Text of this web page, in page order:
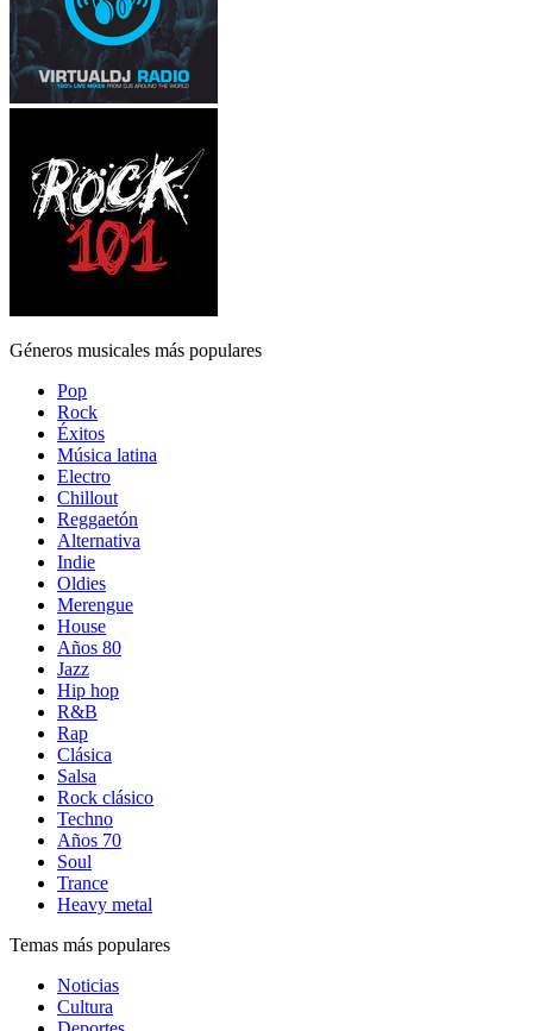
Géneros musicales más populares
Pop
Rock
Éxitos
Música latina
Electro
Chillout
Reggaetón
Alternativa
Indie
Oldies
Merengue
House
Años 80
Jazz
Hip hop
R&B
Rap
Clásica
Salsa
Rock clásico
Techno
Años 70
Soul
Trance
Heavy metal
Temas más populares
Noticias
Cultura